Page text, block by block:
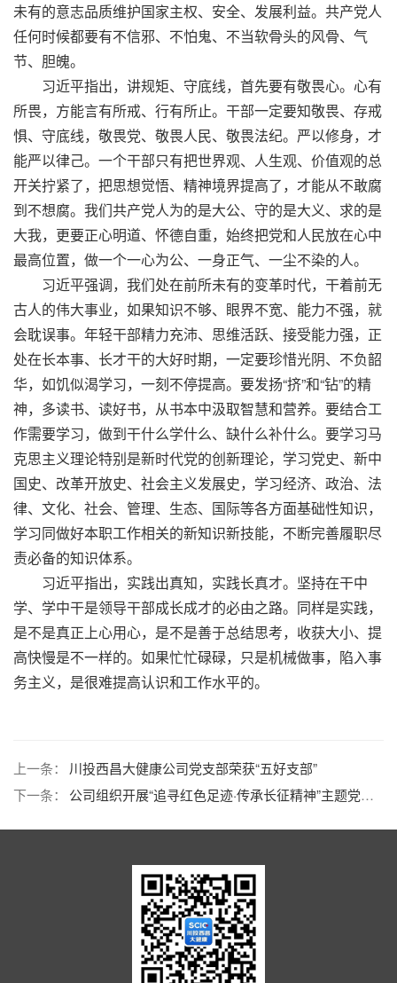
未有的意志品质维护国家主权、安全、发展利益。共产党人
任何时候都要有不信邪、不怕鬼、不当软骨头的风骨、气
节、胆魄。
习近平指出，讲规矩、守底线，首先要有敬畏心。心有
所畏，方能言有所戒、行有所止。干部一定要知敬畏、存戒
惧、守底线，敬畏党、敬畏人民、敬畏法纪。严以修身，才
能严以律己。一个干部只有把世界观、人生观、价值观的总
开关拧紧了，把思想觉悟、精神境界提高了，才能从不敢腐
到不想腐。我们共产党人为的是大公、守的是大义、求的是
大我，更要正心明道、怀德自重，始终把党和人民放在心中
最高位置，做一个一心为公、一身正气、一尘不染的人。
习近平强调，我们处在前所未有的变革时代，干着前无
古人的伟大事业，如果知识不够、眼界不宽、能力不强，就
会耽误事。年轻干部精力充沛、思维活跃、接受能力强，正
处在长本事、长才干的大好时期，一定要珍惜光阴、不负韶
华，如饥似渴学习，一刻不停提高。要发扬“挤”和“钻”的精
神，多读书、读好书，从书本中汲取智慧和营养。要结合工
作需要学习，做到干什么学什么、缺什么补什么。要学习马
克思主义理论特别是新时代党的创新理论，学习党史、新中
国史、改革开放史、社会主义发展史，学习经济、政治、法
律、文化、社会、管理、生态、国际等各方面基础性知识，
学习同做好本职工作相关的新知识新技能，不断完善履职尽
责必备的知识体系。
习近平指出，实践出真知，实践长真才。坚持在干中
学、学中干是领导干部成长成才的必由之路。同样是实践，
是不是真正上心用心，是不是善于总结思考，收获大小、提
高快慢是不一样的。如果忙忙碌碌，只是机械做事，陷入事
务主义，是很难提高认识和工作水平的。
上一条：
川投西昌大健康公司党支部荣获“五好支部”
下一条：
公司组织开展“追寻红色足迹·传承长征精神”主题党日活动